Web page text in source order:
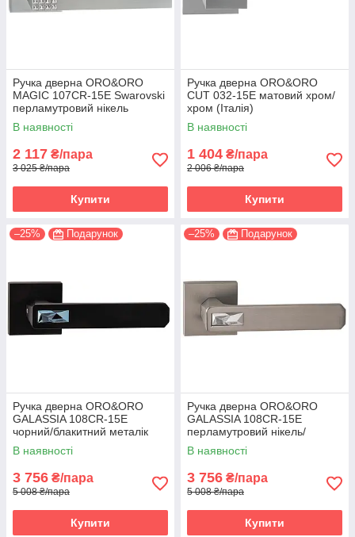
Ручка дверна ORO&ORO
MAGIC 107СR-15E Swarovski
перламутровий нікель
(Італія)
В наявності
2 117 ₴/пара
3 025 ₴/пара
Купити
Ручка дверна ORO&ORO
CUT 032-15E матовий хром/
хром (Італія)
В наявності
1 404 ₴/пара
2 006 ₴/пара
Купити
–25% Подарунок
Ручка дверна ORO&ORO
GALASSIA 108СR-15E
чорний/блакитний металік
(Італія)
В наявності
3 756 ₴/пара
5 008 ₴/пара
Купити
–25% Подарунок
Ручка дверна ORO&ORO
GALASSIA 108СR-15E
перламутровий нікель/
світлий хром (Італія)
В наявності
3 756 ₴/пара
5 008 ₴/пара
Купити